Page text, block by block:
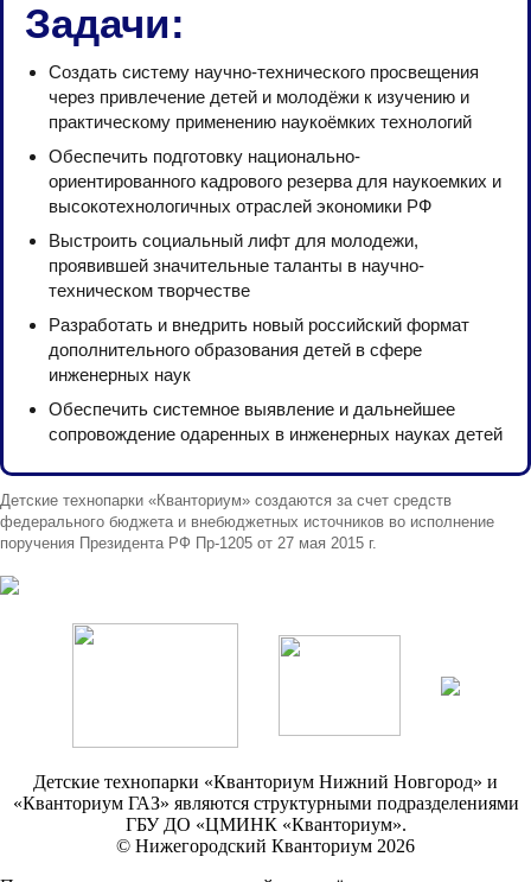
Задачи:
Создать систему научно-технического просвещения
через привлечение детей и молодёжи к изучению и
практическому применению наукоёмких технологий
Обеспечить подготовку национально-
ориентированного кадрового резерва для наукоемких и
высокотехнологичных отраслей экономики РФ
Выстроить социальный лифт для молодежи,
проявившей значительные таланты в научно-
техническом творчестве
Разработать и внедрить новый российский формат
дополнительного образования детей в сфере
инженерных наук
Обеспечить системное выявление и дальнейшее
сопровождение одаренных в инженерных науках детей
Детские технопарки «Кванториум» создаются за счет средств
федерального бюджета и внебюджетных источников во исполнение
поручения Президента РФ Пр-1205 от 27 мая 2015 г.
Детские технопарки «Кванториум Нижний Новгород» и
«Кванториум ГАЗ» являются структурными подразделениями
ГБУ ДО «ЦМИНК «Кванториум».
© Нижегородский Кванториум 2026